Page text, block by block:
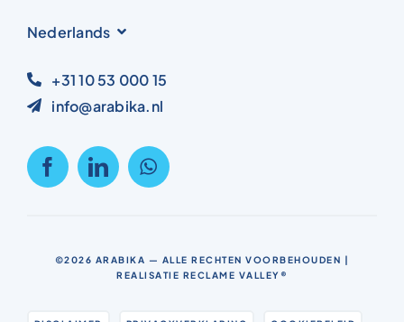
Nederlands
+31 10 53 000 15
info@arabika.nl
©2026 ARABIKA — ALLE RECHTEN VOORBEHOUDEN |
REALISATIE RECLAME VALLEY®